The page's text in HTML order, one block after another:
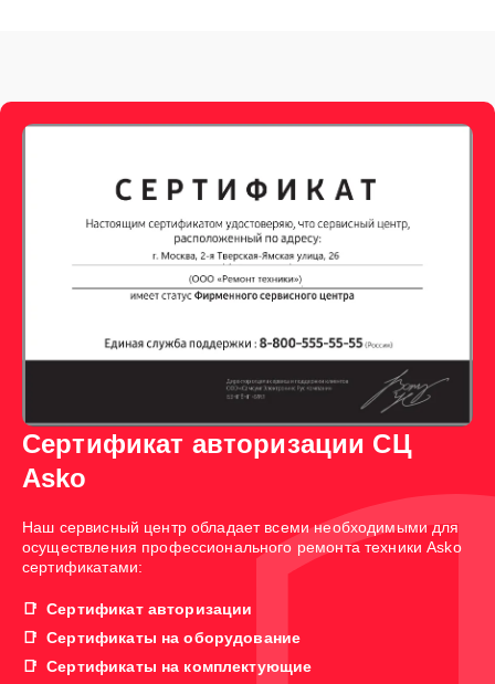
Сертификат авторизации СЦ
Asko
Наш сервисный центр обладает всеми необходимыми для
осуществления профессионального ремонта техники Asko
сертификатами:
Сертификат авторизации
Сертификаты на оборудование
Сертификаты на комплектующие